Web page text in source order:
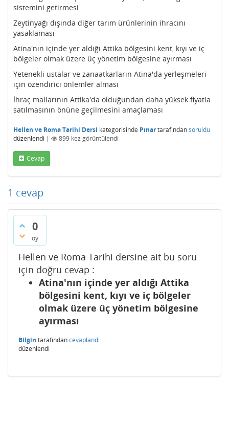
sistemini getirmesi
Zeytinyağı dışında diğer tarım ürünlerinin ihracını
yasaklaması
Atina'nın içinde yer aldığı Attika bölgesini kent, kıyı ve iç
bölgeler olmak üzere üç yönetim bölgesine ayırması
Yetenekli ustalar ve zanaatkarların Atina'da yerleşmeleri
için özendirici önlemler alması
İhraç mallarının Attika'da olduğundan daha yüksek fiyatla
satılmasının önüne geçilmesini amaçlaması
Hellen ve Roma Tarihi Dersi kategorisinde Pınartarafındansoruldu
düzenlendi | 899 kez görüntülendi
Cevap
1 cevap
0
oy
Hellen ve Roma Tarihi dersine ait bu soru
için doğru cevap :
Atina'nın içinde yer aldığı Attika
bölgesini kent, kıyı ve iç bölgeler
olmak üzere üç yönetim bölgesine
ayırması
Bilgin tarafındancevaplandı
düzenlendi